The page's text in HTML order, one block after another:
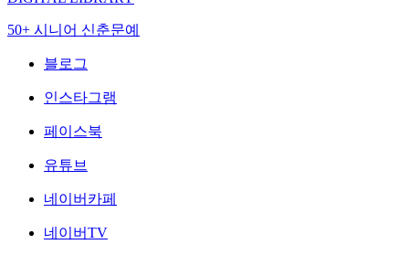
50+ 시니어 신춘문예
블로그
인스타그램
페이스북
유튜브
네이버카페
네이버TV